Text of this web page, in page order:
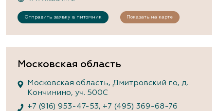
Отправить заявку в питомник Показать на карте
Московская область
Московская область, Дмитровский г.о, д.
Кончинино, уч. 500С
+7 (916) 953-47-53, +7 (495) 369-68-76